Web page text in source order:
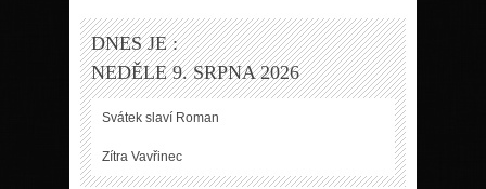
DNES JE :
NEDĚLE 9. SRPNA 2026
Svátek slaví Roman
Zítra Vavřinec